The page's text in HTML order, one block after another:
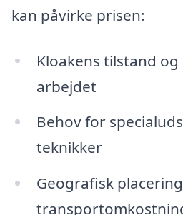
kan påvirke prisen:
Kloakens tilstand
arbejdet
Behov for
teknikker
Geografisk